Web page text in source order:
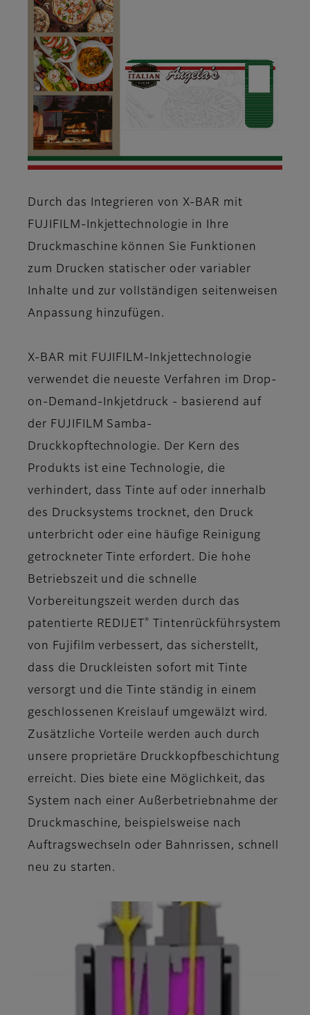
Durch das Integrieren von X-BAR mit
FUJIFILM-Inkjettechnologie in Ihre
Druckmaschine können Sie Funktionen
zum Drucken statischer oder variabler
Inhalte und zur vollständigen seitenweisen
Anpassung hinzufügen.
X-BAR mit FUJIFILM-Inkjettechnologie
verwendet die neueste Verfahren im Drop-
on-Demand-Inkjetdruck - basierend auf
der FUJIFILM Samba-
Druckkopftechnologie. Der Kern des
Produkts ist eine Technologie, die
verhindert, dass Tinte auf oder innerhalb
des Drucksystems trocknet, den Druck
unterbricht oder eine häufige Reinigung
getrockneter Tinte erfordert. Die hohe
Betriebszeit und die schnelle
Vorbereitungszeit werden durch das
patentierte REDIJET®
Tintenrückführsystem
von Fujifilm verbessert, das sicherstellt,
dass die Druckleisten sofort mit Tinte
versorgt und die Tinte ständig in einem
geschlossenen Kreislauf umgewälzt wird.
Zusätzliche Vorteile werden auch durch
unsere proprietäre Druckkopfbeschichtung
erreicht. Dies biete eine Möglichkeit, das
System nach einer Außerbetriebnahme der
Druckmaschine, beispielsweise nach
Auftragswechseln oder Bahnrissen, schnell
neu zu starten.